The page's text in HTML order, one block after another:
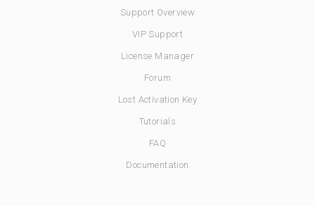
Support Overview
VIP Support
License Manager
Forum
Lost Activation Key
Tutorials
FAQ
Documentation